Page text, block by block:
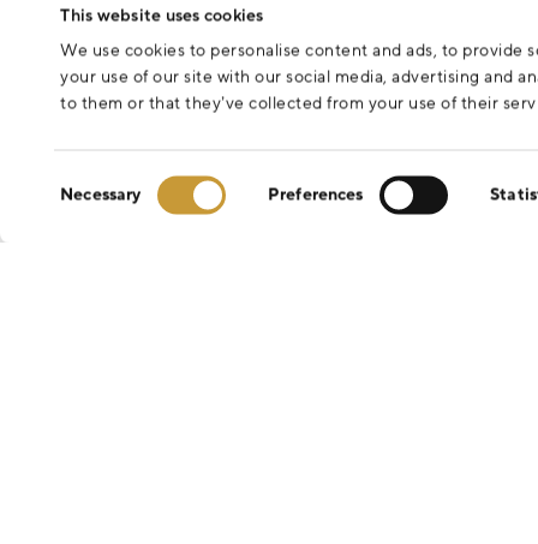
This website uses cookies
We use cookies to personalise content and ads, to provide
your use of our site with our social media, advertising and
to them or that they’ve collected from your use of their
Necessary Preferences